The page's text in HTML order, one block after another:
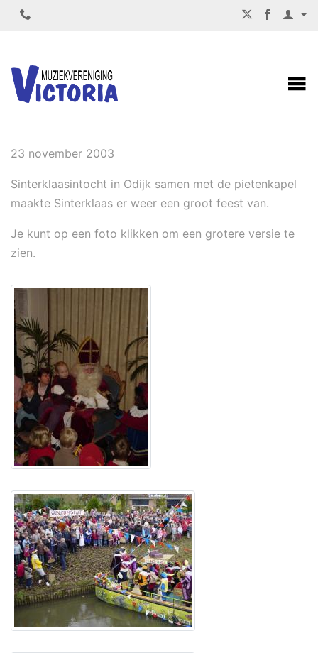
23 november 2003
Sinterklaasintocht in Odijk samen met de pietenkapel
maakte Sinterklaas er weer een groot feest van.
Je kunt op een foto klikken om een grotere versie te
zien.